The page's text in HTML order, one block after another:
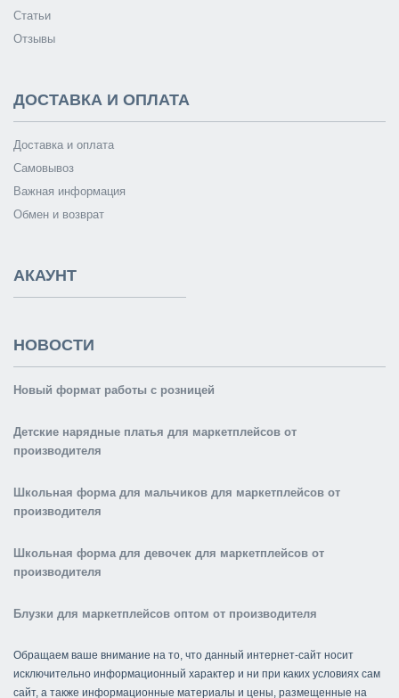
Статьи
Отзывы
ДОСТАВКА И ОПЛАТА
Доставка и оплата
Самовывоз
Важная информация
Обмен и возврат
АКАУНТ
НОВОСТИ
Новый формат работы с розницей
Детские нарядные платья для маркетплейсов от
производителя
Школьная форма для мальчиков для маркетплейсов от
производителя
Школьная форма для девочек для маркетплейсов от
производителя
Блузки для маркетплейсов оптом от производителя
Обращаем ваше внимание на то, что данный интернет-сайт носит
исключительно информационный характер и ни при каких условиях сам
сайт, а также информационные материалы и цены, размещенные на